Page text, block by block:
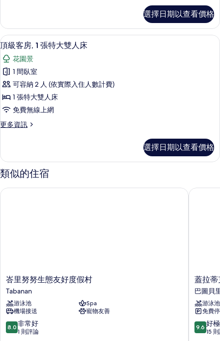
混
合
宿
舍
的
所
有
相
片
共
用
宿
舍,
男
女
混
合
宿
舍
的
詳
選擇日期以查看價格
顯
示
頂
級
客
房,
張
大
雙
人
床
頂級客房, 1 張特大雙人床 | 免費無線上
12
頂級客房, 1 張特大雙人床
花園景
1 間臥室
可容納 2 人 (依實際入住人數計費)
1 張特大雙人床
免費無線上網
更多資訊
更
客
房,
1
特
選擇日期以查看價格
類似的住宿
峇
里
努
努
生
態
友
峇里努努生態友好度假村
Tabanan
游泳池
Spa
機場接送
寵物友善
8.0
分，
8.0 非常好
1 則評論
峇里努努生態友好度假村
蓋
拉
蒂
克
民
宿
-
蓋拉
巴圖貝
游泳池
免費
9.6
分，
9.6 好
15
蓋拉蒂